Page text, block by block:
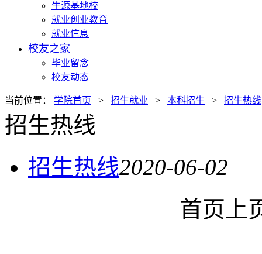
生源基地校
就业创业教育
就业信息
校友之家
毕业留念
校友动态
当前位置： 学院首页 > 招生就业 > 本科招生 > 招生热线
招生热线
招生热线2020-06-02
首页 上